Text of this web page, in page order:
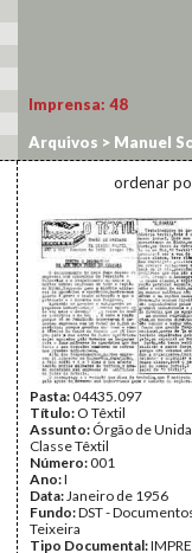
Imprensa: 48
Arquivos > Manuel
ordenar
Pasta:04435.097
Título: O Têxtil
Assunto: Órgão de
Classe Têxtil
Número:001
Ano:I
Data:Janeiro de 1956
Fundo:DST -
Teixeira
Tipo Documental: